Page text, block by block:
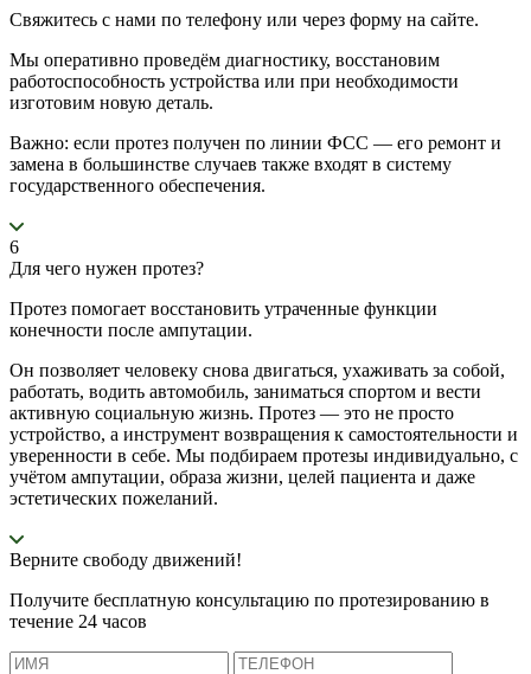
Свяжитесь с нами по телефону или через форму на сайте.
Мы оперативно проведём диагностику, восстановим
работоспособность устройства или при необходимости
изготовим новую деталь.
Важно: если протез получен по линии ФСС — его ремонт и
замена в большинстве случаев также входят в систему
государственного обеспечения.
6
Для чего нужен протез?
Протез помогает восстановить утраченные функции
конечности после ампутации.
Он позволяет человеку снова двигаться, ухаживать за собой,
работать, водить автомобиль, заниматься спортом и вести
активную социальную жизнь. Протез — это не просто
устройство, а инструмент возвращения к самостоятельности и
уверенности в себе. Мы подбираем протезы индивидуально, с
учётом ампутации, образа жизни, целей пациента и даже
эстетических пожеланий.
Верните свободу движений!
Получите бесплатную консультацию по протезированию в
течение 24 часов